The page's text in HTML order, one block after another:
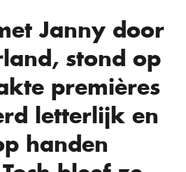
Janny door
stond op
premières
letterlijk en
handen